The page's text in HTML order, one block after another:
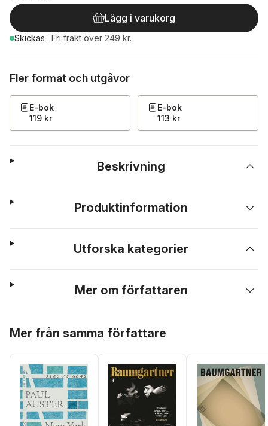
Lägg i varukorg
Skickas . Fri frakt över 249 kr.
Fler format och utgåvor
E-bok
119 kr
E-bok
113 kr
Beskrivning
Produktinformation
Utforska kategorier
Mer om författaren
Mer från samma författare